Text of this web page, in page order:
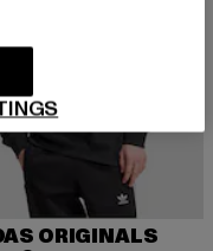
ORIGINALS